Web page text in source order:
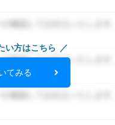
確認してお伝えいたします
い方はこちら
てみる